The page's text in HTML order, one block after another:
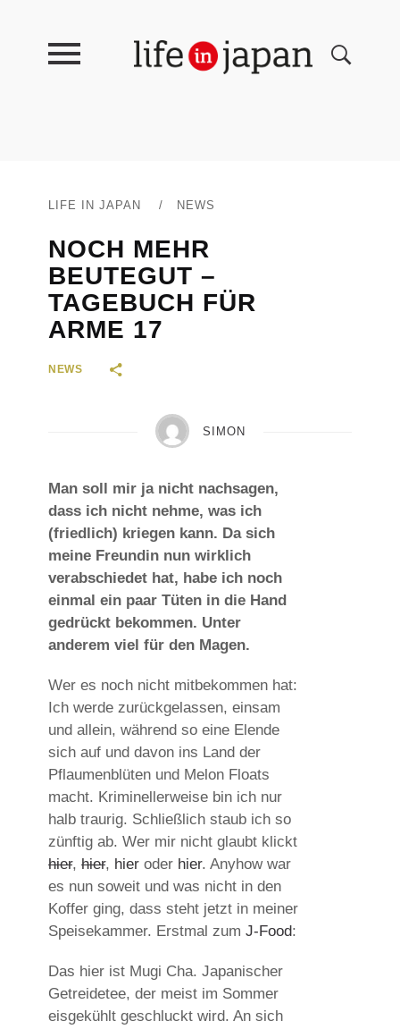
LIFE IN JAPAN / NEWS
NOCH MEHR
BEUTEGUT –
TAGEBUCH FÜR
ARME 17
NEWS
SIMON
Man soll mir ja nicht nachsagen,
dass ich nicht nehme, was ich
(friedlich) kriegen kann. Da sich
meine Freundin nun wirklich
verabschiedet hat, habe ich noch
einmal ein paar Tüten in die Hand
gedrückt bekommen. Unter
anderem viel für den Magen.
Wer es noch nicht mitbekommen hat:
Ich werde zurückgelassen, einsam
und allein, während so eine Elende
sich auf und davon ins Land der
Pflaumenblüten und Melon Floats
macht. Kriminellerweise bin ich nur
halb traurig. Schließlich staub ich so
zünftig ab. Wer mir nicht glaubt klickt
hier, hier, hier oder hier. Anyhow war
es nun soweit und was nicht in den
Koffer ging, dass steht jetzt in meiner
Speisekammer. Erstmal zum J-Food:
Das hier ist Mugi Cha. Japanischer
Getreidetee, der meist im Sommer
eisgekühlt geschluckt wird. An sich